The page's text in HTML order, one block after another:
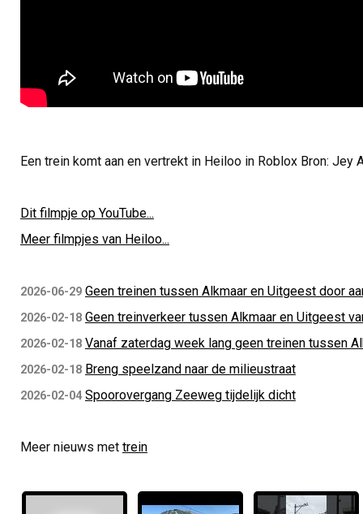
Een trein komt aan en vertrekt in Heiloo in Roblox Bron: Jey
Dit filmpje op YouTube...
Meer filmpjes van Heiloo...
2026-06-29 Geen treinen tussen Alkmaar en Uitgeest door
2026-02-18 Geen treinverkeer tussen Alkmaar en Uitgeest
2026-02-18 Vanaf zaterdag week lang geen treinen tussen
2026-02-18 Breng speelzand naar de milieustraat
2026-02-04 Spoorovergang Zeeweg tijdelijk dicht
Meer nieuws met trein